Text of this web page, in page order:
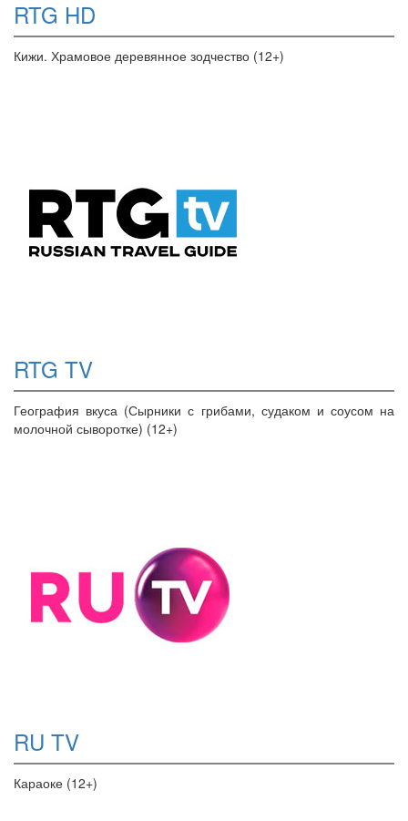
RTG HD
Кижи. Храмовое деревянное зодчество (12+)
RTG TV
География вкуса (Сырники с грибами, судаком и соусом на
молочной сыворотке) (12+)
RU TV
Караоке (12+)